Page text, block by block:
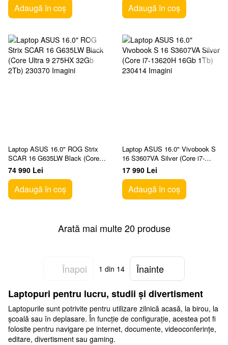
Adaugă în coș Adaugă în coș
Laptop ASUS 16.0" ROG Strix
SCAR 16 G635LW Black (Core
Ultra 9 275HX 32Gb 2Tb)
74 990 Lei
Adaugă în coș
Laptop ASUS 16.0" Vivobook S
16 S3607VA Silver (Core i7-
13620H 16Gb 1Tb)
17 990 Lei
Adaugă în coș
Arată mai multe 20 produse
Înapoi 1 din 14
Înainte
Laptopuri pentru lucru, studii și divertisment
Laptopurile sunt potrivite pentru utilizare zilnică acasă, la birou, la
școală sau în deplasare. În funcție de configurație, acestea pot fi
folosite pentru navigare pe internet, documente, videoconferințe,
editare, divertisment sau gaming.